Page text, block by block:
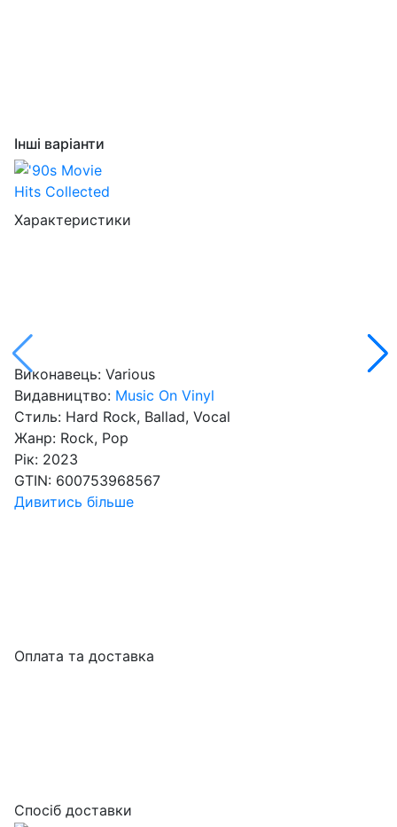
Інші варіанти
Характеристики
Виконавець: Various
Видавництво: Music On Vinyl
Стиль: Hard Rock, Ballad, Vocal
Жанр: Rock, Pop
Рік: 2023
GTIN: 600753968567
Дивитись більше
Оплата та доставка
Спосіб доставки